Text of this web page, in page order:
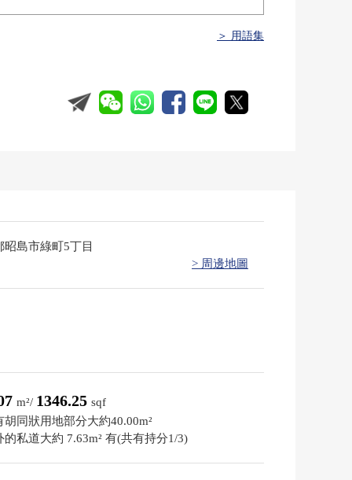
＞ 用語集
昭島市綠町5丁目
> 周邊地圖
m²/ 1346.25 sqf
同狀用地部分大約40.00m²
私道大約 7.63m² 有(共有持分1/3)